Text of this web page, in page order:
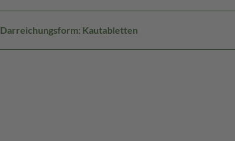
Darreichungsform: Kautabletten